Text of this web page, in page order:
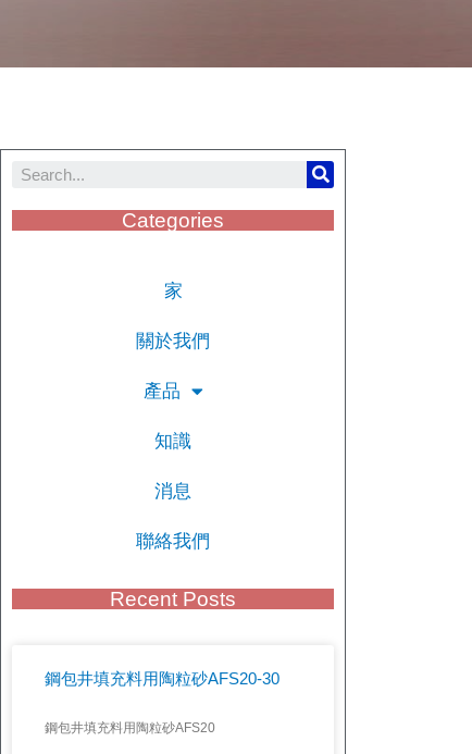
Categories
家
關於我們
產品
知識
消息
聯絡我們
Recent Posts
鋼包井填充料用陶粒砂AFS20-30
鋼包井填充料用陶粒砂AFS20